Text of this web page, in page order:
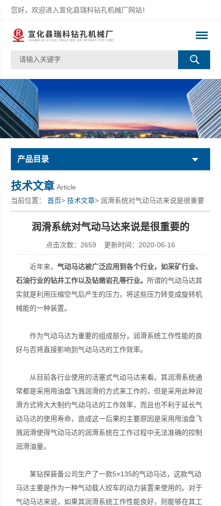
您好，欢迎进入宣化县瑞科钻孔机械厂网站！
宣化县瑞科钻孔机械厂
产品目录
技术文章 Article
当前位置：首页>技术文章> 润滑系统对气动马达来说是很重要
的
润滑系统对气动马达来说是很重要的
点击次数：2659 更新时间：2020-06-16
近年来，气动马达被广泛应用到各个行业，如采矿行业、
石油行业的钻井工作以及钻凿岩孔等行业。 所谓的气动马达其
实就是利用压缩空气后产生的压力，将这些压力转变成旋转机
械能的一种装置。
作为气动马达为重要的组成部分，润滑系统工作性能的良
好与否将直接影响到气动马达的工作效率。
从目前各行业使用的活塞式气动马达来看。其润滑系统通
常都是采用甩油盘飞溅润滑的方式来工作的，但是采用此种润
滑方式将大大制约气动马达的工作效率，而且也不利于延长气
动马达的使用寿命，造成这一后果的主要原因是采用甩油盘飞
溅润滑使得气动马达的润滑系统在工作过程中无法准确的控制
润滑油量。
某钻探装备公司生产了一款5×135的气动马达，这款气动
马达主要是作为一种气动载人绞车的动力装置来使用的。对于
气动马达来说，如果其润滑系统工作性能良好，则能够在其工